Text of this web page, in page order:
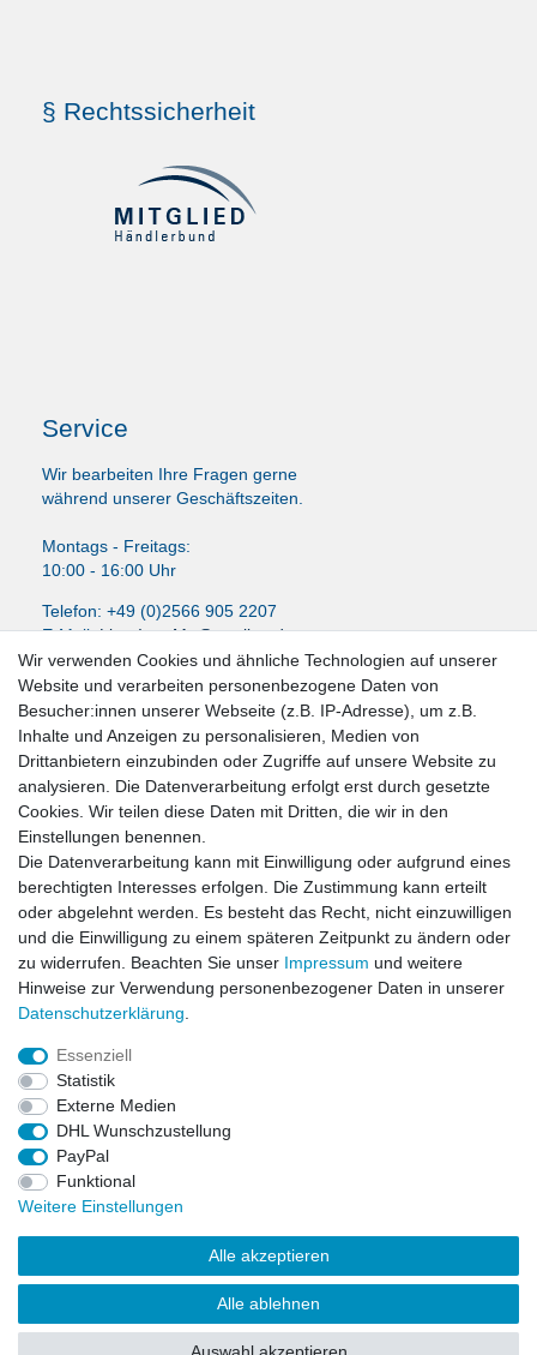
§ Rechtssicherheit
Service
Wir bearbeiten Ihre Fragen gerne
während unserer Geschäftszeiten.
Montags - Freitags:
10:00 - 16:00 Uhr
Telefon: +49 (0)2566 905 2207
E-Mail:LissyInterMo@t-online.de
News-Letter abonieren
VORNAME NACHNAME
E-MAIL **
Newsletter
Honig
Hiermit bestätige ich, dass ich dieDaten­schutz­erklärunggelesen habe. Meine
Einwilligung kann ich jederzeit widerrufen.**
Abonnieren
Impressum
Widerrufs­recht
Wir verwenden Cookies und ähnliche Technologien auf unserer
Website und verarbeiten personenbezogene Daten von
Besucher:innen unserer Webseite (z.B. IP-Adresse), um z.B.
Inhalte und Anzeigen zu personalisieren, Medien von
Drittanbietern einzubinden oder Zugriffe auf unsere Website zu
analysieren. Die Datenverarbeitung erfolgt erst durch gesetzte
Cookies. Wir teilen diese Daten mit Dritten, die wir in den
Einstellungen benennen.
Die Datenverarbeitung kann mit Einwilligung oder aufgrund eines
berechtigten Interesses erfolgen. Die Zustimmung kann erteilt
oder abgelehnt werden. Es besteht das Recht, nicht einzuwilligen
und die Einwilligung zu einem späteren Zeitpunkt zu ändern oder
zu widerrufen. Beachten Sie unser Impressum und weitere
Hinweise zur Verwendung personenbezogener Daten in unserer
Daten­schutz­erklärung
Essenziell
Statistik
Externe Medien
DHL Wunschzustellung
PayPal
Funktional
Weitere Einstellungen
Alle akzeptieren
Alle ablehnen
LissyInterMo Modellautos Modellbausätze Vitrinen Modellautos
bekannter Hersteller Autoart Minichamps 1:43 1:18 1:12
Sonderangebote Top-Angebote Neu OVP Modelcars